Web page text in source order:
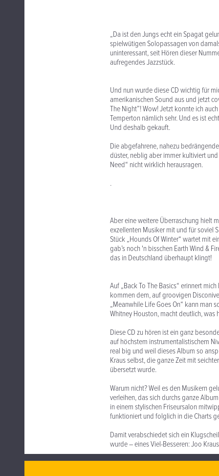
„Da ist den Jungs echt ein Spagat
spielwütigen Solopassagen von
uninteressant, seit Hören dieser
aufregendes Jazzstück.
Und nun wurde diese CD wichtig für
amerikanischen Sound aus und jetzt
The Night”! Wow! Jetzt konnte ich
Temperton nämlich sehr. Und es ist
Und deshalb gekauft.
Die abgefahrene, nahezu
düster, neblig aber immer kultiviert
Need“ nicht wirklich herausragen.
.
Aber eine weitere Überraschung hielt
exzellenten Musiker mit und für soviel
Stück „Hounds Of Winter“ wartet mit
gab’s noch 'n bisschen Earth Wind &
das in Deutschland überhaupt klingt!
Auf „Back To The Basics“ erinnert
kommen dem, auf groovigen
„Meanwhile Life Goes On“ kann man
Whitney Houston, macht deutlich, was
Diese CD zu hören ist ein ganz
auf höchstem instrumentalistischem
real big und weil dieses Album so
Kraus selbst, die ganze Zeit mit
übersetzt wurde.
Warum nicht? Weil es den Musikern
verleihen, das sich durchs ganze
in einem stylischen Friseursalon
funktioniert und folglich in die Charts
Damit verabschiedet sich ein
wurde – eines Viel-Besseren: Joo